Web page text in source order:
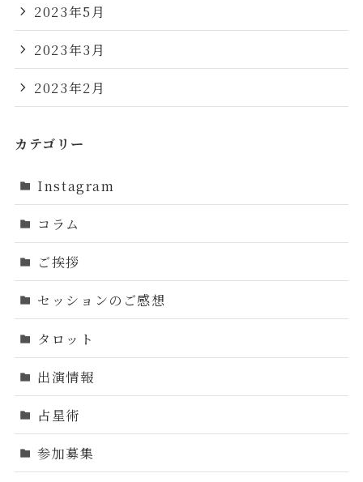
2023年5月
2023年3月
2023年2月
カテゴリー
Instagram
コラム
ご挨拶
セッションのご感想
タロット
出演情報
占星術
参加募集